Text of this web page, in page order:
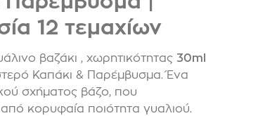
12 τεμαχίων
βαζάκι , χωρητικότητας 30ml
Καπάκι & Παρέμβυσμα. Ένα
σχήματος βάζο, που
κορυφαία ποιότητα γυαλιού.